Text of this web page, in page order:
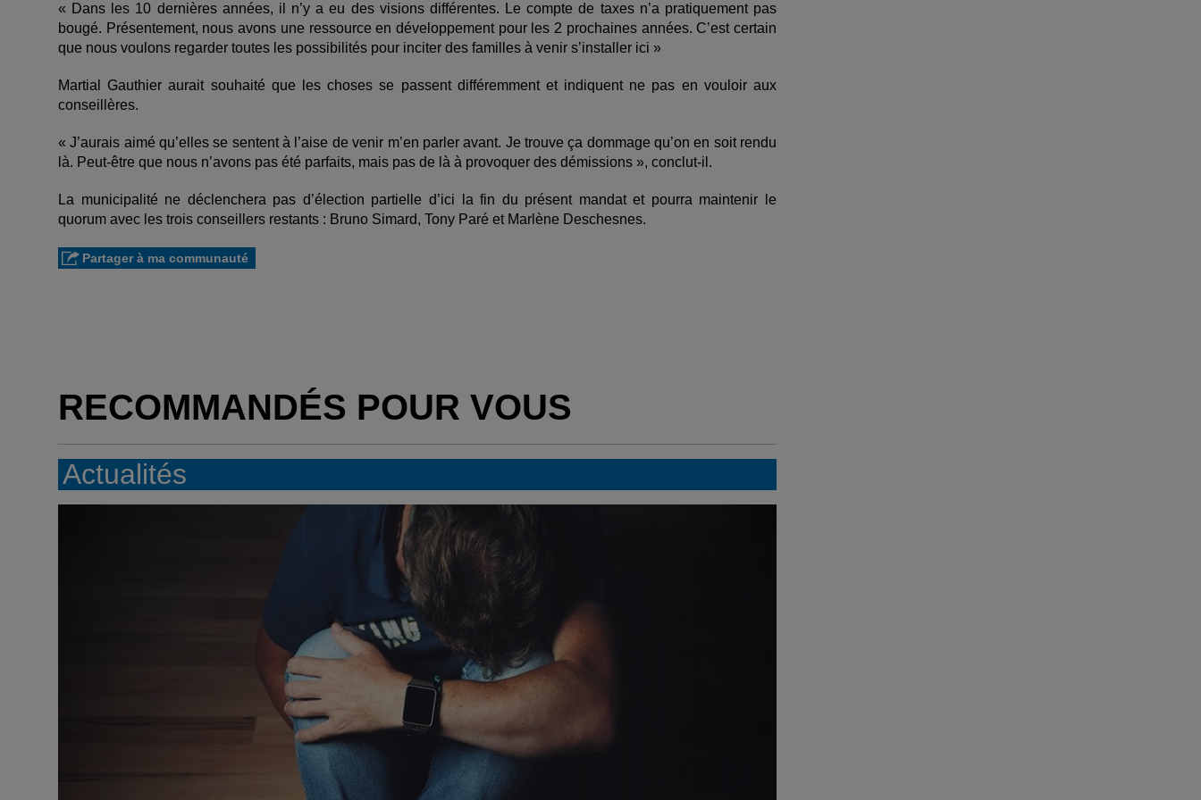
« Dans les 10 dernières années, il n’y a eu des visions différentes. Le compte de taxes n’a pratiquement pas
bougé. Présentement, nous avons une ressource en développement pour les 2 prochaines années. C’est certain
que nous voulons regarder toutes les possibilités pour inciter des familles à venir s’installer ici »
Martial Gauthier aurait souhaité que les choses se passent différemment et indiquent ne pas en vouloir aux
conseillères.
« J’aurais aimé qu’elles se sentent à l’aise de venir m’en parler avant. Je trouve ça dommage qu’on en soit rendu
là. Peut-être que nous n’avons pas été parfaits, mais pas de là à provoquer des démissions », conclut-il.
La municipalité ne déclenchera pas d’élection partielle d’ici la fin du présent mandat et pourra maintenir le
quorum avec les trois conseillers restants : Bruno Simard, Tony Paré et Marlène Deschesnes.
Partager à ma communauté
RECOMMANDÉS POUR VOUS
Actualités